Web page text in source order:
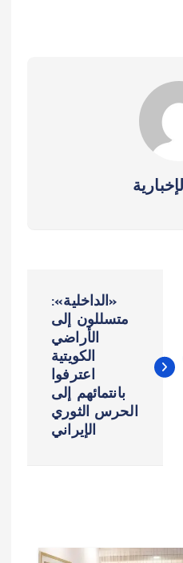
«الداخلية»:
متسللون إلى
الأراضي
الكويتية
اعترفوا
بانتمائهم إلى
الحرس الثوري
الإيراني